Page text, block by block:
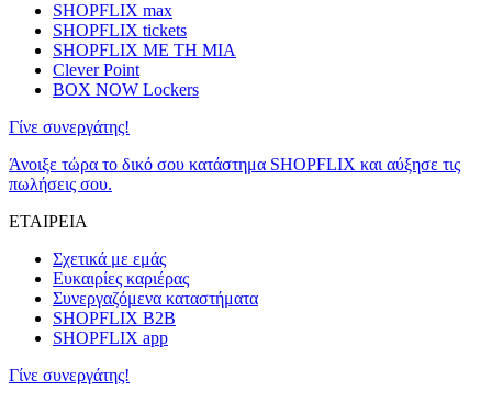
SHOPFLIX max
SHOPFLIX tickets
SHOPFLIX ΜΕ ΤΗ ΜΙΑ
Clever Point
BOX NOW Lockers
Γίνε συνεργάτης!
Άνοιξε τώρα το δικό σου κατάστημα SHOPFLIX και αύξησε τις
πωλήσεις σου.
ΕΤΑΙΡΕΙΑ
Σχετικά με εμάς
Ευκαιρίες καριέρας
Συνεργαζόμενα καταστήματα
SHOPFLIX B2B
SHOPFLIX app
Γίνε συνεργάτης!